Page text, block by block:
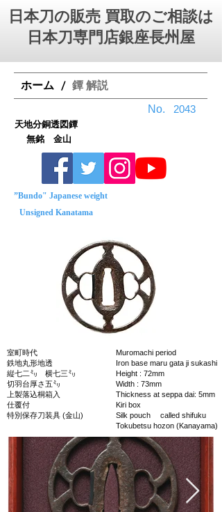
日本刀の販売 買取のご相談は
日本刀専門店銀座⻑州屋
ホーム / 鐔 解説
No.
無銘 金山
”Bundo" Japanese weight
Unsigned Kanatama
室町時代
鉄地丸形地透
縦七二㍉ 横七三㍉
切羽台厚さ五㍉
上製落込桐箱入
仕覆付
特別保存刀装具 (金山)
Muromachi period
Iron base maru gata ji sukashi
Height : 72mm
Width : 73mm
Thickness at seppa dai: 5mm
Kiri box
Silk pouch called shifuku
Tokubetsu hozon (Kanayama)
天地分銅透図鐔
2043